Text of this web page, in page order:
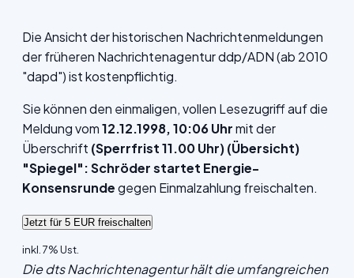
Die Ansicht der historischen Nachrichtenmeldungen
der früheren Nachrichtenagentur ddp/ADN (ab 2010
"dapd") ist kostenpflichtig.
Sie können den einmaligen, vollen Lesezugriff auf die
Meldung vom12.12.1998, 10:06 Uhrmit der
Überschrift (Sperrfrist 11.00 Uhr) (Übersicht)
"Spiegel": Schröder startet Energie-
Konsensrundegegen Einmalzahlung freischalten.
inkl. 7% Ust.
Die dts Nachrichtenagentur hält die umfangreichen